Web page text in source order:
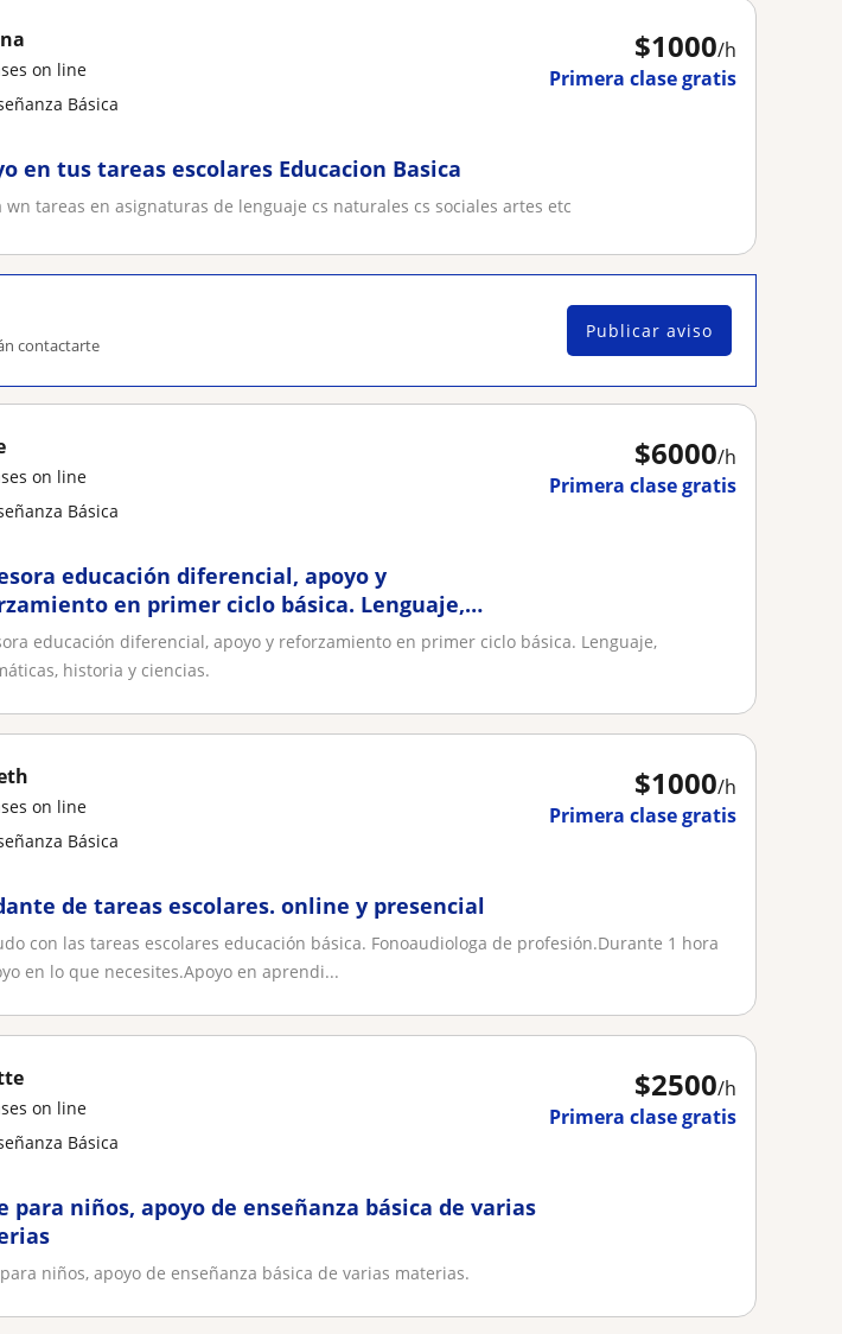
$1000/h
Primera clase gratis
on line
Básica
en tus tareas escolares Educacion Basica
wn tareas en asignaturas de lenguaje cs naturales cs sociales artes etc
contactarte
Publicar aviso
$6000/h
Primera clase gratis
on line
Básica
educación diferencial, apoyo y
en primer ciclo básica. Lenguaje,
historia y ciencias
educación diferencial, apoyo y reforzamiento en primer ciclo básica. Lenguaje,
historia y ciencias.
$1000/h
Primera clase gratis
on line
Básica
de tareas escolares. online y presencial
con las tareas escolares educación básica. Fonoaudiologa de profesión.Durante 1 hora
en lo que necesites.Apoyo en aprendi...
$2500/h
Primera clase gratis
on line
Básica
para niños, apoyo de enseñanza básica de varias
niños, apoyo de enseñanza básica de varias materias.